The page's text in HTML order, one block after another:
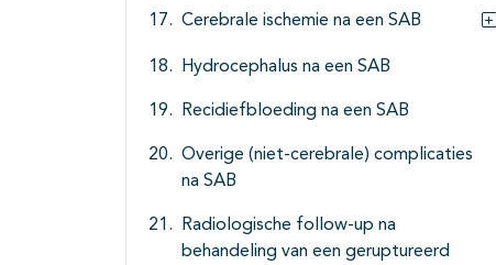
Cerebrale ischemie na een SAB
Hydrocephalus na een SAB
Recidiefbloeding na een SAB
Overige (niet-cerebrale) complicaties
na SAB
Radiologische follow-up na
behandeling van een geruptureerd